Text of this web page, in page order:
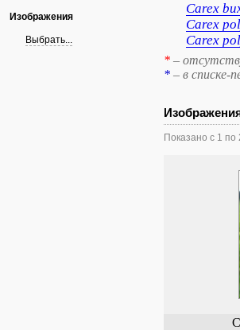
Изображения
Выбрать...
Carex
Carex
Carex
* –
* – в списке-
Показано с 1